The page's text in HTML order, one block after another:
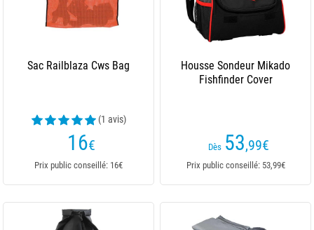
Sac Railblaza Cws Bag
(1 avis)
16€
Prix public conseillé: 16€
Housse Sondeur Mikado
Fishfinder Cover
Dès 53,99€
Prix public conseillé: 53,99€